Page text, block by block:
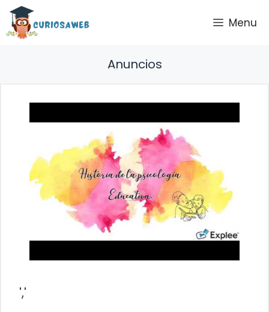
Saltar
contenido
Menu
Anuncios
','